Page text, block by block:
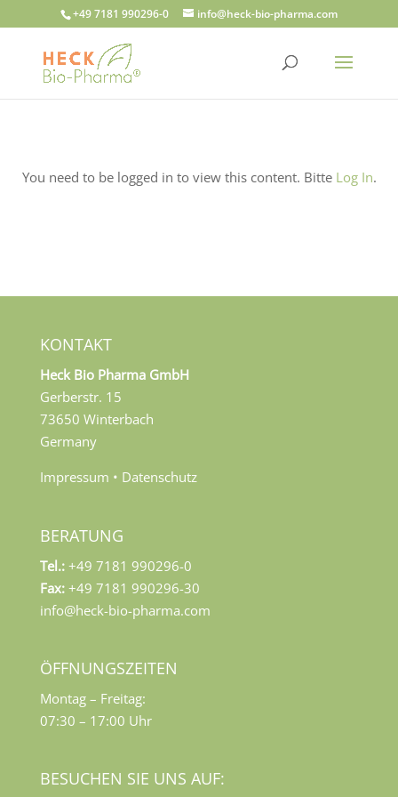
+49 7181 990296-0 info@heck-bio-pharma.com
You need to be logged in to view this content. Bitte Log In.
KONTAKT
Heck Bio Pharma GmbH
Gerberstr. 15
73650 Winterbach
Germany
Impressum • Datenschutz
BERATUNG
Tel.: +49 7181 990296-0
Fax:+49 7181 990296-30
info@heck-bio-pharma.com
ÖFFNUNGSZEITEN
Montag – Freitag:
07:30 – 17:00 Uhr
BESUCHEN SIE UNS AUF: